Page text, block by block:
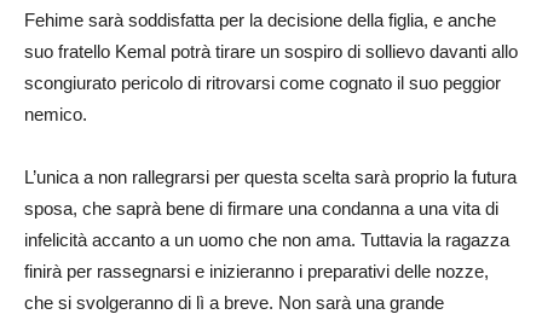
Fehime sarà soddisfatta per la decisione della figlia, e anche
suo fratello Kemal potrà tirare un sospiro di sollievo davanti allo
scongiurato pericolo di ritrovarsi come cognato il suo peggior
nemico.
L’unica a non rallegrarsi per questa scelta sarà proprio la futura
sposa, che saprà bene di firmare una condanna a una vita di
infelicità accanto a un uomo che non ama. Tuttavia la ragazza
finirà per rassegnarsi e inizieranno i preparativi delle nozze,
che si svolgeranno di lì a breve. Non sarà una grande